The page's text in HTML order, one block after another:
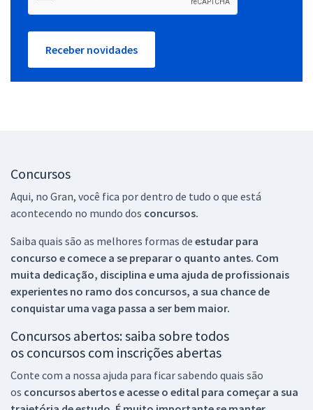
Receber novidades
Concursos
Aqui, no Gran, você fica por dentro de tudo o que está
acontecendo no mundo dos concursos.
Saiba quais são as melhores formas de estudar para
concurso e comece a se preparar o quanto antes. Com
muita dedicação, disciplina e uma ajuda de profissionais
experientes no ramo dos concursos, a sua chance de
conquistar uma vaga passa a ser bem maior.
Concursos abertos: saiba sobre todos
os concursos com inscrições abertas
Conte com a nossa ajuda para ficar sabendo quais são
os concursos abertos e acesse o edital para começar a sua